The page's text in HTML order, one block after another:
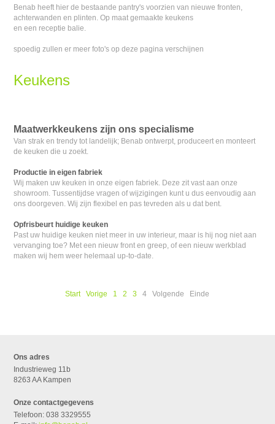
Benab heeft hier de bestaande pantry's voorzien van nieuwe fronten,
achterwanden en plinten. Op maat gemaakte keukens
en een receptie balie.
spoedig zullen er meer foto's op deze pagina verschijnen
Keukens
Maatwerkkeukens zijn ons specialisme
Van strak en trendy tot landelijk; Benab ontwerpt, produceert en monteert
de keuken die u zoekt.
Productie in eigen fabriek
Wij maken uw keuken in onze eigen fabriek. Deze zit vast aan onze
showroom. Tussentijdse vragen of wijzigingen kunt u dus eenvoudig aan
ons doorgeven. Wij zijn flexibel en pas tevreden als u dat bent.
Opfrisbeurt huidige keuken
Past uw huidige keuken niet meer in uw interieur, maar is hij nog niet aan
vervanging toe? Met een nieuw front en greep, of een nieuw werkblad
maken wij hem weer helemaal up-to-date.
Start Vorige 1 2 3 4 Volgende Einde
Ons adres
Industrieweg 11b
8263 AA Kampen
Onze contactgegevens
Telefoon: 038 3329555